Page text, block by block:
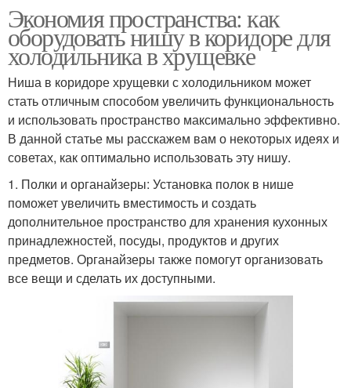
Экономия пространства: как
оборудовать нишу в коридоре для
холодильника в хрущевке
Ниша в коридоре хрущевки с холодильником может
стать отличным способом увеличить функциональность
и использовать пространство максимально эффективно.
В данной статье мы расскажем вам о некоторых идеях и
советах, как оптимально использовать эту нишу.
1. Полки и органайзеры: Установка полок в нише
поможет увеличить вместимость и создать
дополнительное пространство для хранения кухонных
принадлежностей, посуды, продуктов и других
предметов. Органайзеры также помогут организовать
все вещи и сделать их доступными.